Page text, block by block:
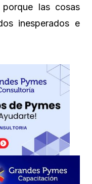
las cosas
inesperados e